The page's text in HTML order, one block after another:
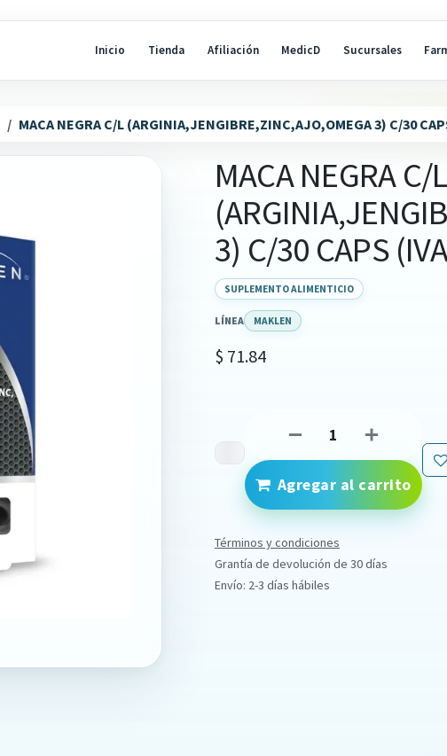
Inicio Tienda Afiliación MedicD Sucursales
MACA NEGRA C/L (ARGINIA,JENGIBRE,ZINC,AJO,OMEGA 3) C/30
MACA NEGRA C/L
3) C/30 CAPS
SUPLEMENTO ALIMENTICIO
LÍNEA MAKLEN
$ 71.84
Agregar al carrito
Términos y condiciones
Grantía de devolución de 30 días
Envío: 2-3 días hábiles